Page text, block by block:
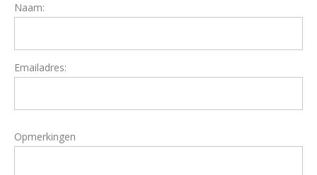
Naam:
Emailadres:
Opmerkingen